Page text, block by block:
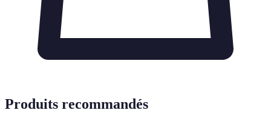
Produits recommandés